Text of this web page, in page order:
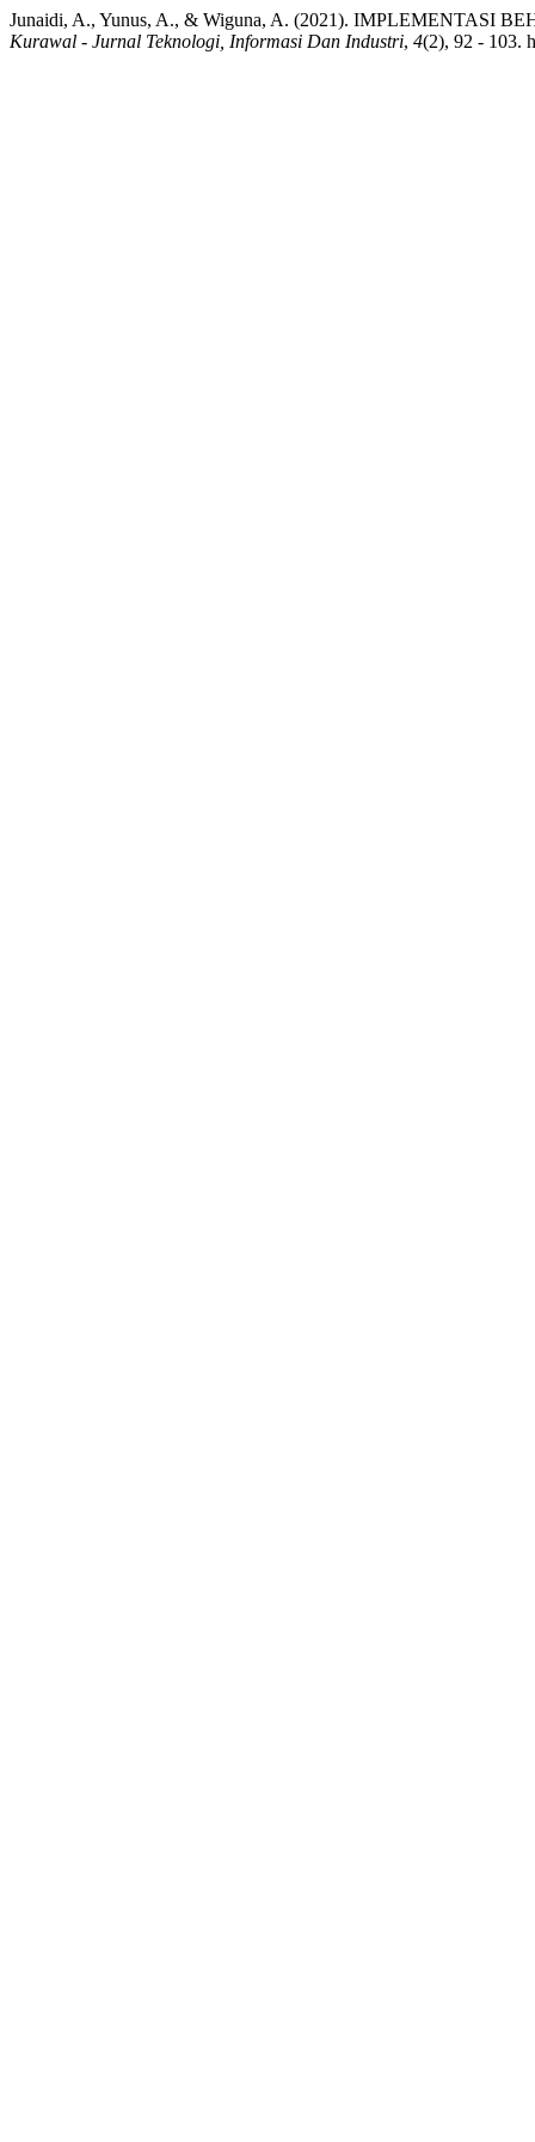
Junaidi, A., Yunus, A., & Wiguna, A. (2021). IMPLEMENTASI
Kurawal - Jurnal Teknologi, Informasi Dan Industri, 4(2), 92 - 103.